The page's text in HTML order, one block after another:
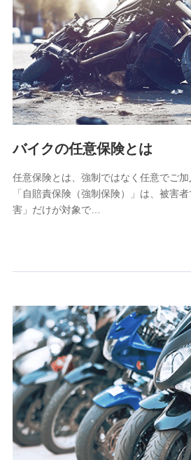
チューリッヒ少額短期保険株式
(https://www.zurichssi.co.jp/)
Tokio Marine X少額短期保険株
(https://www.tokiomarine-
ペットメディカルサポート株式
(https://pshoken.co.jp/)
リトルファミリー少額短期保
(https://www.littlefamily-ssi.com/
2.共同募集を行う代理店から受領
郵便、電話、およびＥメール等により
しくは委託を受けている保険会社・提
関する情報を提供し、金融商品等の
た維持管理等の委託業務遂行のため、
（なお、当社は複数の保険会社と取
3.セミナー募集サイトから取得し
各種セミナーの案内、開催のため
上記に係る連絡・手続き・管理等付
4.家族・友達紹介にて取得した個
被紹介者への連絡、及び当社と取引
けている保険会社・提携会社の保険
供し、金融商品等の契約を勧奨する
アンケートやキャンペーン等の実施
上記に係る連絡・手続き・管理等付
バイクの任意保険とは
任意保険とは、強制ではなく任意でご加
「自賠責保険（強制保険）」は、被害
害」だけが対象で…